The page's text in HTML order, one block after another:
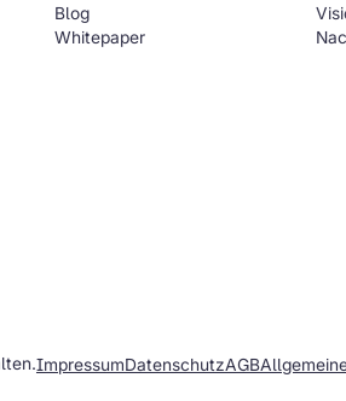
Blog
Whitepaper
ImpressumDatenschutzAGB